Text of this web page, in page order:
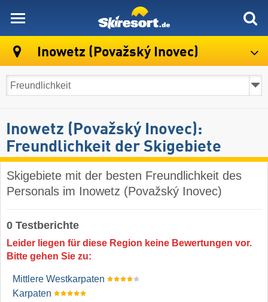
Inowetz (Považský Inovec)
Inowetz (Považský Inovec):
Freundlichkeit der Skigebiete
Skigebiete mit der besten Freundlichkeit des
Personals im Inowetz (Považský Inovec)
0 Testberichte
Leider liegen für diese Region keine Bewertungen vor.
Bitte gehen Sie zu:
Mittlere Westkarpaten
Karpaten